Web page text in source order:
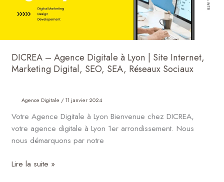
DICREA – Agence Digitale à Lyon | Site Internet,
Marketing Digital, SEO, SEA, Réseaux Sociaux
Agence Digitale /11 janvier 2024
Votre Agence Digitale à Lyon Bienvenue chez DICREA,
votre agence digitale à Lyon 1er arrondissement. Nous
nous démarquons par notre
Internet,
Digital,
SEO,
SEA,
Réseaux
Lire la suite »